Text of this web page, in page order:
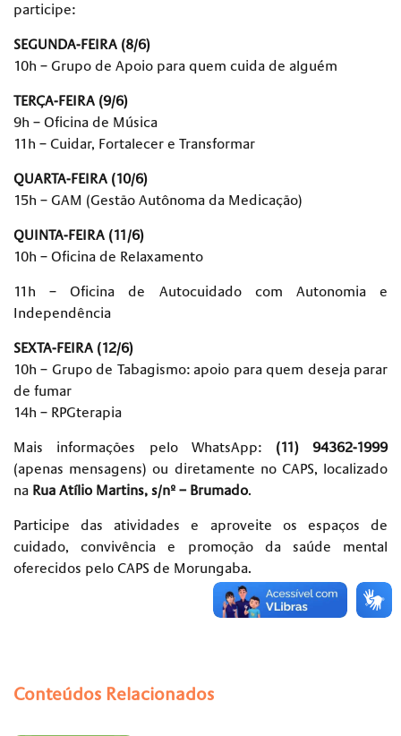
participe:
SEGUNDA-FEIRA (8/6)
10h – Grupo de Apoio para quem cuida de alguém
TERÇA-FEIRA (9/6)
9h – Oficina de Música
11h – Cuidar, Fortalecer e Transformar
QUARTA-FEIRA (10/6)
15h – GAM (Gestão Autônoma da Medicação)
QUINTA-FEIRA (11/6)
10h – Oficina de Relaxamento
11h – Oficina de Autocuidado com Autonomia e
Independência
SEXTA-FEIRA (12/6)
10h – Grupo de Tabagismo: apoio para quem deseja parar
de fumar
14h – RPGterapia
Mais informações pelo WhatsApp: (11) 94362-1999
(apenas mensagens) ou diretamente no CAPS, localizado
na Rua Atílio Martins, s/nº – Brumado.
Participe das atividades e aproveite os espaços de
cuidado, convivência e promoção da saúde mental
oferecidos pelo CAPS de Morungaba.
Conteúdos Relacionados